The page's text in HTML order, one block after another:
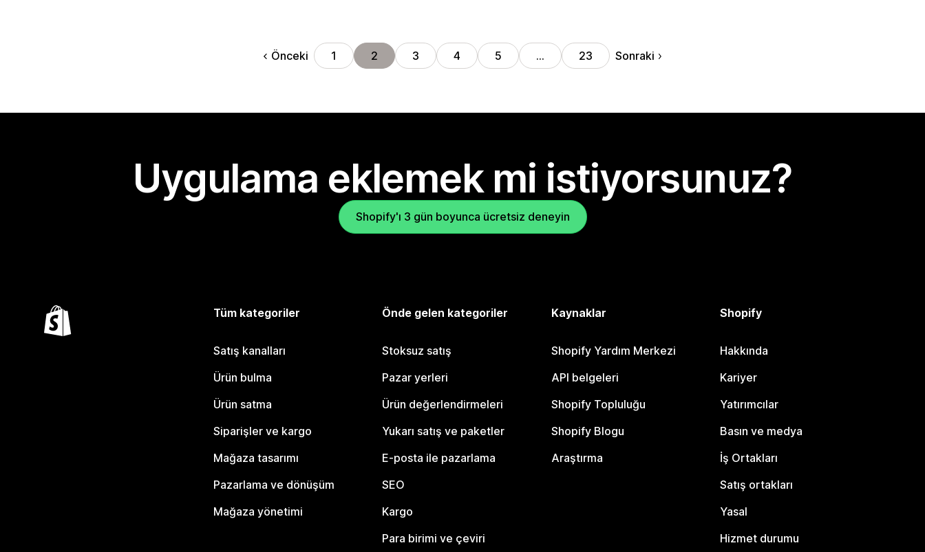
Önceki 1 2 3 4 5 … 23 Sonraki
Uygulama eklemek mi istiyorsunuz?
Shopify'ı 3 gün boyunca ücretsiz deneyin
Tüm kategoriler
Satış kanalları
Ürün bulma
Ürün satma
Siparişler ve kargo
Mağaza tasarımı
Pazarlama ve dönüşüm
Mağaza yönetimi
Önde gelen kategoriler
Stoksuz satış
Pazar yerleri
Ürün değerlendirmeleri
Yukarı satış ve paketler
E-posta ile pazarlama
SEO
Kargo
Para birimi ve çeviri
Kaynaklar
Shopify Yardım Merkezi
API belgeleri
Shopify Topluluğu
Shopify Blogu
Araştırma
Shopify
Hakkında
Kariyer
Yatırımcılar
Basın ve medya
İş Ortakları
Satış ortakları
Yasal
Hizmet durumu